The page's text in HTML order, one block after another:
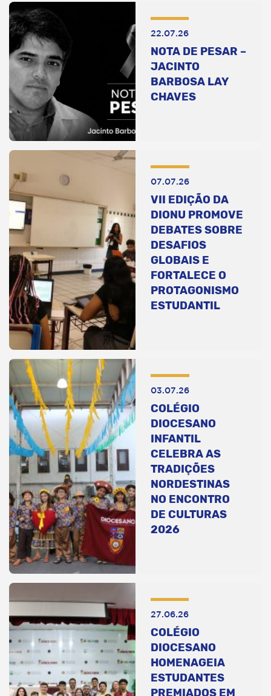
22.07.26
NOTA DE PESAR –
JACINTO
BARBOSA LAY
CHAVES
07.07.26
VII EDIÇÃO DA
DIONU PROMOVE
DEBATES SOBRE
DESAFIOS
GLOBAIS E
FORTALECE O
PROTAGONISMO
ESTUDANTIL
03.07.26
COLÉGIO
DIOCESANO
INFANTIL
CELEBRA AS
TRADIÇÕES
NORDESTINAS
NO ENCONTRO
DE CULTURAS
2026
27.06.26
COLÉGIO
DIOCESANO
HOMENAGEIA
ESTUDANTES
PREMIADOS EM